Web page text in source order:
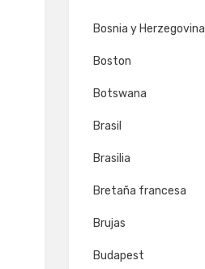
Bosnia y Herzegovina
Boston
Botswana
Brasil
Brasilia
Bretaña francesa
Brujas
Budapest